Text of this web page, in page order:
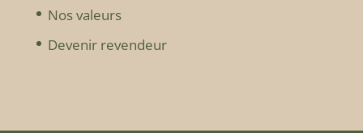
Nos valeurs
Devenir revendeur